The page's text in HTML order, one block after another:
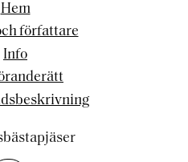
Hem
författare
Info